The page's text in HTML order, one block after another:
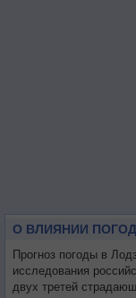
О ВЛИЯНИИ
Прогноз погоды в
исследования
двух третей